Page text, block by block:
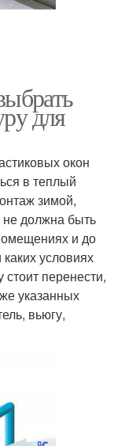
для
окон
в теплый
зимой,
не должна быть
и до
условиях
перенести,
указанных
вьюгу,